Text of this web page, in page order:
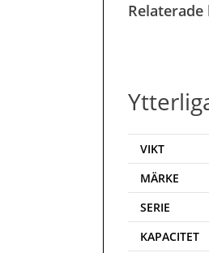
Relaterade
VIKT
MÄRKE
SERIE
KAPACITET